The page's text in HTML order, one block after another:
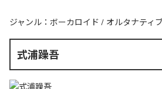
ジャンル： ボーカロイド / オルタナティ
式浦躁吾